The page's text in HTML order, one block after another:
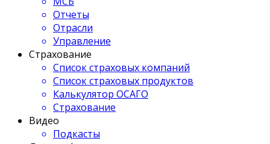
Отчеты
Отрасли
Управление
Страхование
Список страховых компаний
Список страховых продуктов
Калькулятор ОСАГО
Страхование
Видео
Подкасты